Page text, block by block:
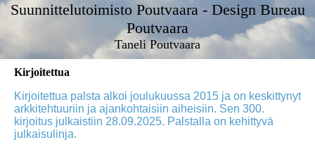
Suunnittelutoimisto Poutvaara - Design Bureau
Poutvaara
Taneli Poutvaara
Kirjoitettua
Kirjoitettua palsta alkoi joulukuussa 2015 ja on keskittynyt
arkkitehtuuriin ja ajankohtaisiin aiheisiin. Sen 300.
kirjoitus julkaistiin 28.09.2025. Palstalla on kehittyvä
julkaisulinja.